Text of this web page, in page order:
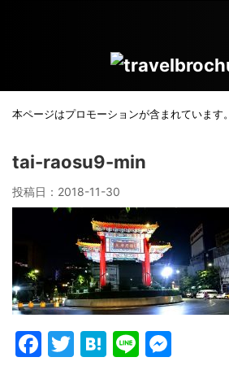
本ページはプロモーションが含まれています。
tai-raosu9-min
投稿日： 2018-11-30
F
T
H
Li